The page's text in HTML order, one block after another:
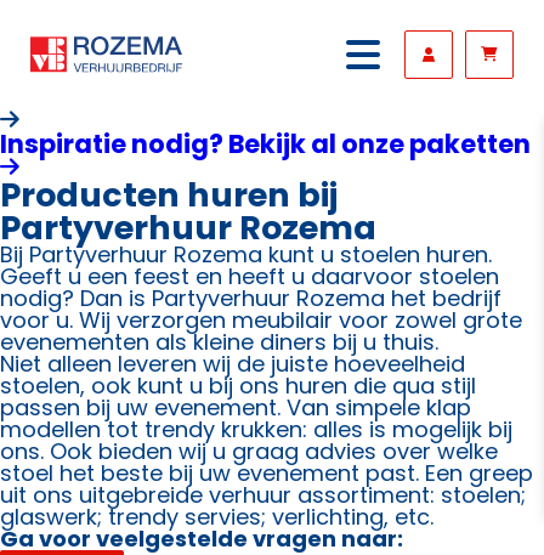
Inspiratie nodig? Bekijk al onze paketten
Producten huren bij
Partyverhuur Rozema
Bij Partyverhuur Rozema kunt u stoelen huren.
Geeft u een feest en heeft u daarvoor stoelen
nodig? Dan is Partyverhuur Rozema het bedrijf
voor u. Wij verzorgen meubilair voor zowel grote
evenementen als kleine diners bij u thuis.
Niet alleen leveren wij de juiste hoeveelheid
stoelen, ook kunt u bij ons huren die qua stijl
passen bij uw evenement. Van simpele klap
modellen tot trendy krukken: alles is mogelijk bij
ons. Ook bieden wij u graag advies over welke
stoel het beste bij uw evenement past. Een greep
uit ons uitgebreide verhuur assortiment: stoelen;
glaswerk; trendy servies; verlichting, etc.
Ga voor veelgestelde vragen naar: